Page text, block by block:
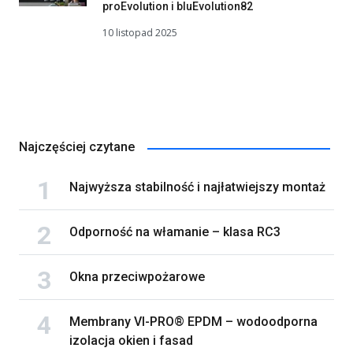
proEvolution i bluEvolution82
10 listopad 2025
Najczęściej czytane
Najwyższa stabilność i najłatwiejszy montaż
Odporność na włamanie – klasa RC3
Okna przeciwpożarowe
Membrany VI-PRO® EPDM – wodoodporna
izolacja okien i fasad